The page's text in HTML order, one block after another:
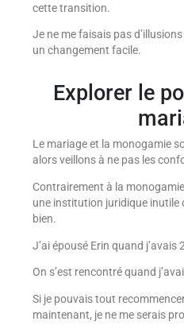
cette transition.
Je ne me faisais pas
un changement facile.
Explorer le
Le mariage et la monogamie
alors veillons à ne pas les
Contrairement à la
une institution juridique inutile
bien.
J’ai épousé Erin quand j’avais
On s’est rencontré quand
Si je pouvais tout
maintenant, je ne me serais